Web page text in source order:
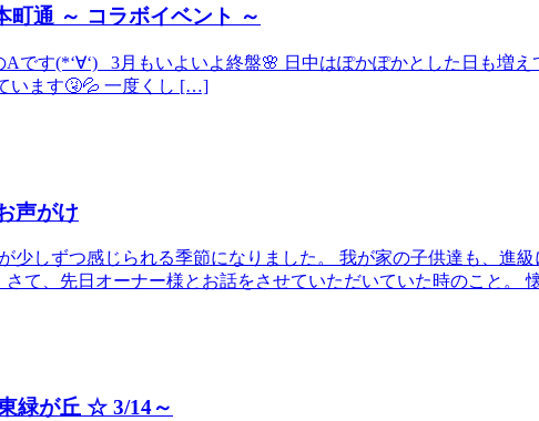
町通 ～ コラボイベント ～
です(*‘∀‘) 3月もいよいよ終盤🌸 日中はぽかぽかとした日も増
います🤧💦 一度くし […]
声がけ
少しずつ感じられる季節になりました。 我が家の子供達も、進
て、先日オーナー様とお話をさせていただいていた時のこと。
緑が丘 ☆ 3/14～